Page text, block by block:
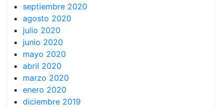
septiembre 2020
agosto 2020
julio 2020
junio 2020
mayo 2020
abril 2020
marzo 2020
enero 2020
diciembre 2019